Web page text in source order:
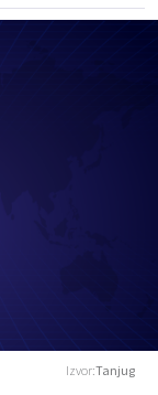
Izvor:Tanjug